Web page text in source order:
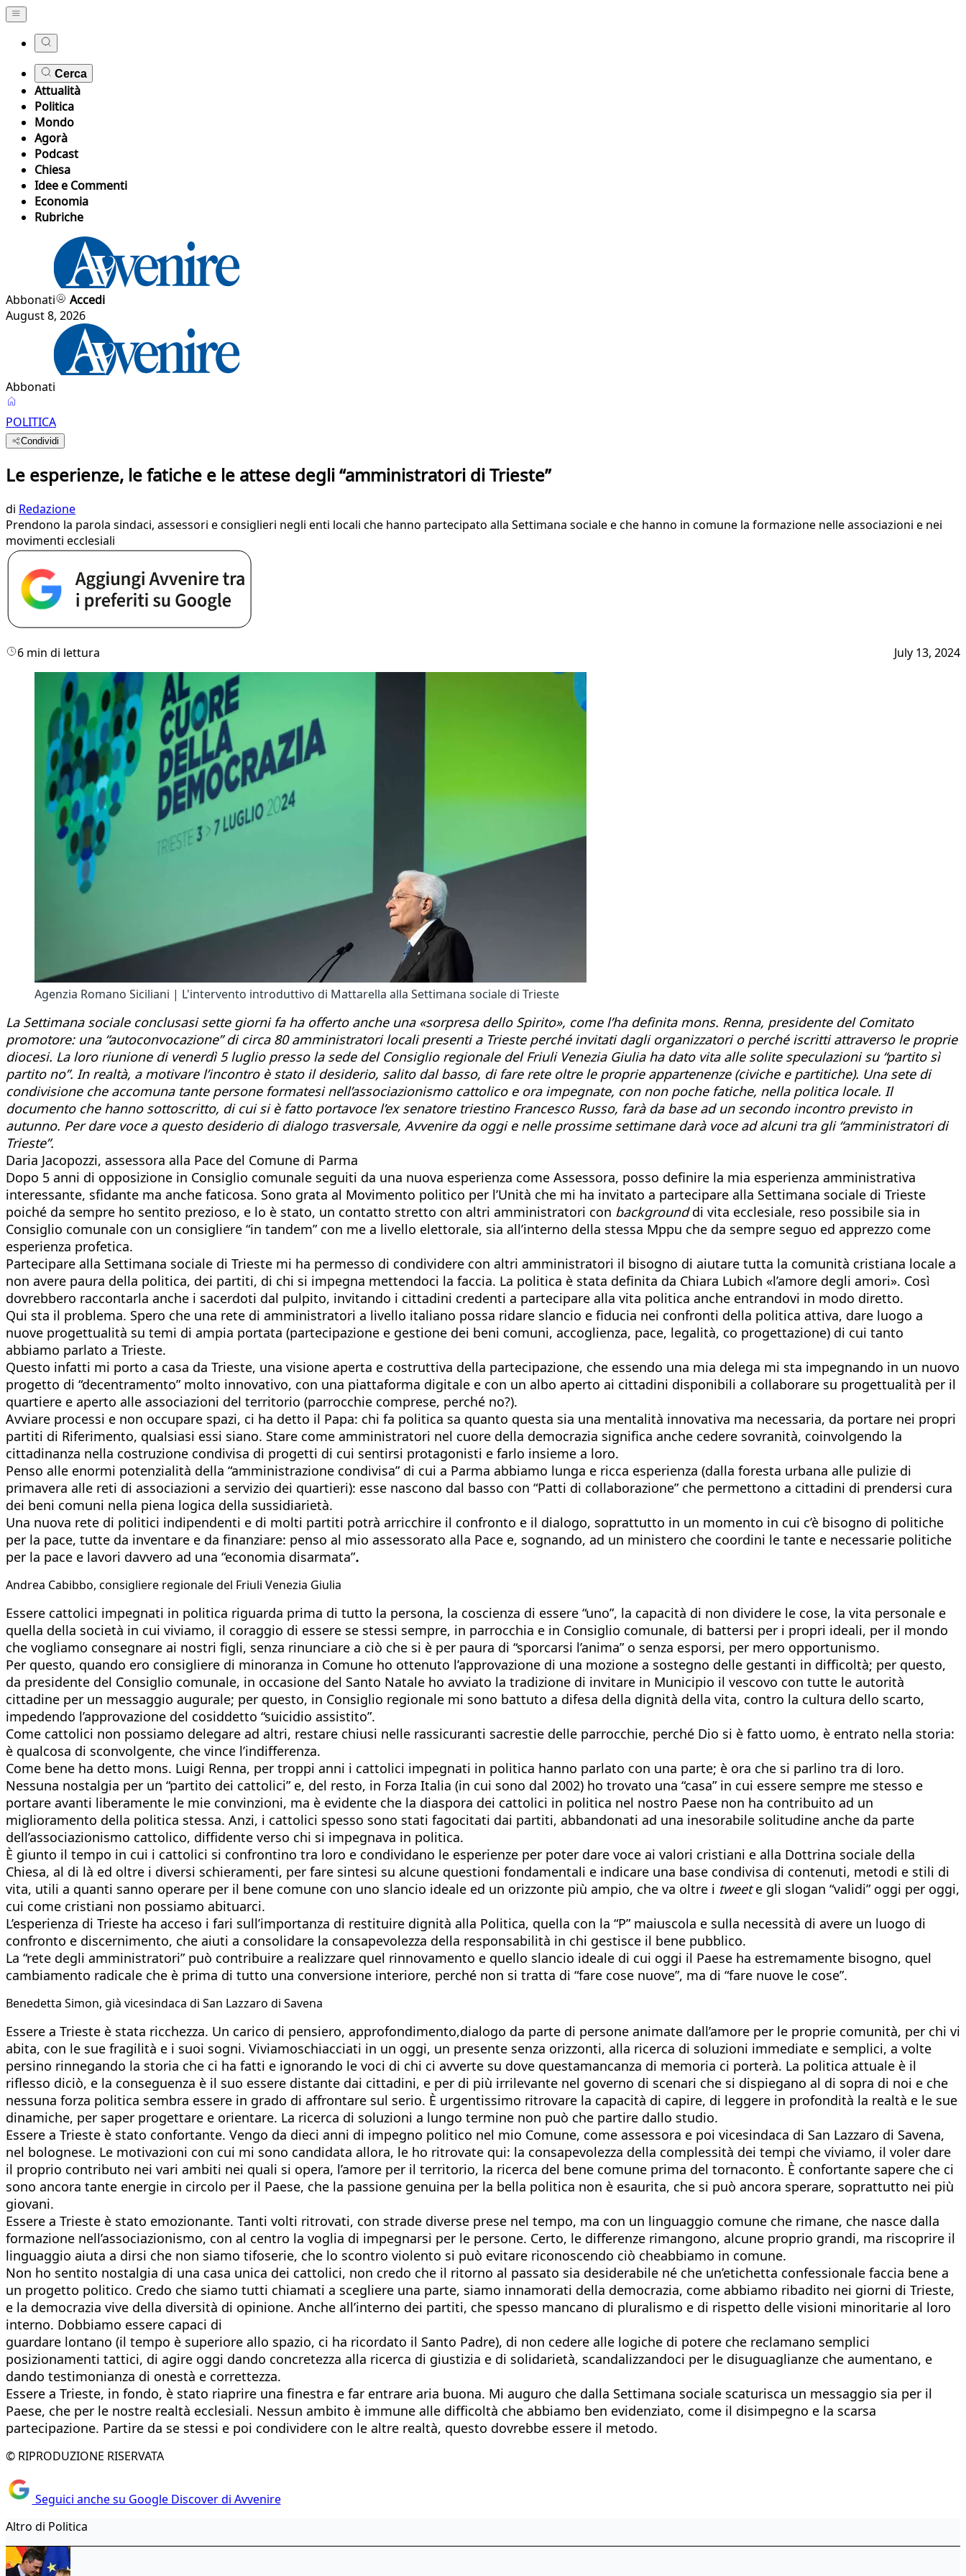
Cerca
Attualità
Politica
Mondo
Agorà
Podcast
Chiesa
Idee e Commenti
Economia
Rubriche
Abbonati
Accedi
August 8, 2026
Abbonati
POLITICA
Condividi
Le esperienze, le fatiche e le attese degli “amministratori di Trieste”
di Redazione
Prendono la parola sindaci, assessori e consiglieri negli enti locali che hanno partecipato alla Settimana sociale e che hanno in comune la formazione nelle associazioni e nei
movimenti ecclesiali
6 min di lettura July 13, 2024
Agenzia Romano Siciliani | L'intervento introduttivo di Mattarella alla Settimana sociale di Trieste
La Settimana sociale conclusasi sette giorni fa ha offerto anche una «sorpresa dello Spirito», come l’ha definita mons. Renna, presidente del Comitato
promotore: una “autoconvocazione” di circa 80 amministratori locali presenti a Trieste perché invitati dagli organizzatori o perché iscritti attraverso le proprie
diocesi. La loro riunione di venerdì 5 luglio presso la sede del Consiglio regionale del Friuli Venezia Giulia ha dato vita alle solite speculazioni su “partito sì
partito no”. In realtà, a motivare l’incontro è stato il desiderio, salito dal basso, di fare rete oltre le proprie appartenenze (civiche e partitiche). Una sete di
condivisione che accomuna tante persone formatesi nell’associazionismo cattolico e ora impegnate, con non poche fatiche, nella politica locale. Il
documento che hanno sottoscritto, di cui si è fatto portavoce l’ex senatore triestino Francesco Russo, farà da base ad un secondo incontro previsto in
autunno. Per dare voce a questo desiderio di dialogo trasversale, Avvenire da oggi e nelle prossime settimane darà voce ad alcuni tra gli “amministratori di
Trieste”.
Daria Jacopozzi, assessora alla Pace del Comune di Parma
Dopo 5 anni di opposizione in Consiglio comunale seguiti da una nuova esperienza come Assessora, posso definire la mia esperienza amministrativa
interessante, sfidante ma anche faticosa. Sono grata al Movimento politico per l’Unità che mi ha invitato a partecipare alla Settimana sociale di Trieste
poiché da sempre ho sentito prezioso, e lo è stato, un contatto stretto con altri amministratori con backgrounddi vita ecclesiale, reso possibile sia in
Consiglio comunale con un consigliere “in tandem” con me a livello elettorale, sia all’interno della stessa Mppu che da sempre seguo ed apprezzo come
esperienza profetica.
Partecipare alla Settimana sociale di Trieste mi ha permesso di condividere con altri amministratori il bisogno di aiutare tutta la comunità cristiana locale a
non avere paura della politica, dei partiti, di chi si impegna mettendoci la faccia. La politica è stata definita da Chiara Lubich «l’amore degli amori». Così
dovrebbero raccontarla anche i sacerdoti dal pulpito, invitando i cittadini credenti a partecipare alla vita politica anche entrandovi in modo diretto.
Qui sta il problema. Spero che una rete di amministratori a livello italiano possa ridare slancio e fiducia nei confronti della politica attiva, dare luogo a
nuove progettualità su temi di ampia portata (partecipazione e gestione dei beni comuni, accoglienza, pace, legalità, co progettazione) di cui tanto
abbiamo parlato a Trieste.
Questo infatti mi porto a casa da Trieste, una visione aperta e costruttiva della partecipazione, che essendo una mia delega mi sta impegnando in un nuovo
progetto di “decentramento” molto innovativo, con una piattaforma digitale e con un albo aperto ai cittadini disponibili a collaborare su progettualità per il
quartiere e aperto alle associazioni del territorio (parrocchie comprese, perché no?).
Avviare processi e non occupare spazi, ci ha detto il Papa: chi fa politica sa quanto questa sia una mentalità innovativa ma necessaria, da portare nei propri
partiti di Riferimento, qualsiasi essi siano. Stare come amministratori nel cuore della democrazia significa anche cedere sovranità, coinvolgendo la
cittadinanza nella costruzione condivisa di progetti di cui sentirsi protagonisti e farlo insieme a loro.
Penso alle enormi potenzialità della “amministrazione condivisa” di cui a Parma abbiamo lunga e ricca esperienza (dalla foresta urbana alle pulizie di
primavera alle reti di associazioni a servizio dei quartieri): esse nascono dal basso con “Patti di collaborazione” che permettono a cittadini di prendersi cura
dei beni comuni nella piena logica della sussidiarietà.
Una nuova rete di politici indipendenti e di molti partiti potrà arricchire il confronto e il dialogo, soprattutto in un momento in cui c’è bisogno di politiche
per la pace, tutte da inventare e da finanziare: penso al mio assessorato alla Pace e, sognando, ad un ministero che coordini le tante e necessarie politiche
per la pace e lavori davvero ad una “economia disarmata”.
Andrea Cabibbo, consigliere regionale del Friuli Venezia Giulia
Essere cattolici impegnati in politica riguarda prima di tutto la persona, la coscienza di essere “uno”, la capacità di non dividere le cose, la vita personale e
quella della società in cui viviamo, il coraggio di essere se stessi sempre, in parrocchia e in Consiglio comunale, di battersi per i propri ideali, per il mondo
che vogliamo consegnare ai nostri figli, senza rinunciare a ciò che si è per paura di “sporcarsi l’anima” o senza esporsi, per mero opportunismo.
Per questo, quando ero consigliere di minoranza in Comune ho ottenuto l’approvazione di una mozione a sostegno delle gestanti in difficoltà; per questo,
da presidente del Consiglio comunale, in occasione del Santo Natale ho avviato la tradizione di invitare in Municipio il vescovo con tutte le autorità
cittadine per un messaggio augurale; per questo, in Consiglio regionale mi sono battuto a difesa della dignità della vita, contro la cultura dello scarto,
impedendo l’approvazione del cosiddetto “suicidio assistito”.
Come cattolici non possiamo delegare ad altri, restare chiusi nelle rassicuranti sacrestie delle parrocchie, perché Dio si è fatto uomo, è entrato nella storia:
è qualcosa di sconvolgente, che vince l’indifferenza.
Come bene ha detto mons. Luigi Renna, per troppi anni i cattolici impegnati in politica hanno parlato con una parte; è ora che si parlino tra di loro.
Nessuna nostalgia per un “partito dei cattolici” e, del resto, in Forza Italia (in cui sono dal 2002) ho trovato una “casa” in cui essere sempre me stesso e
portare avanti liberamente le mie convinzioni, ma è evidente che la diaspora dei cattolici in politica nel nostro Paese non ha contribuito ad un
miglioramento della politica stessa. Anzi, i cattolici spesso sono stati fagocitati dai partiti, abbandonati ad una inesorabile solitudine anche da parte
dell’associazionismo cattolico, diffidente verso chi si impegnava in politica.
È giunto il tempo in cui i cattolici si confrontino tra loro e condividano le esperienze per poter dare voce ai valori cristiani e alla Dottrina sociale della
Chiesa, al di là ed oltre i diversi schieramenti, per fare sintesi su alcune questioni fondamentali e indicare una base condivisa di contenuti, metodi e stili di
vita, utili a quanti sanno operare per il bene comune con uno slancio ideale ed un orizzonte più ampio, che va oltre i tweete gli slogan “validi” oggi per oggi,
cui come cristiani non possiamo abituarci.
L’esperienza di Trieste ha acceso i fari sull’importanza di restituire dignità alla Politica, quella con la “P” maiuscola e sulla necessità di avere un luogo di
confronto e discernimento, che aiuti a consolidare la consapevolezza della responsabilità in chi gestisce il bene pubblico.
La “rete degli amministratori” può contribuire a realizzare quel rinnovamento e quello slancio ideale di cui oggi il Paese ha estremamente bisogno, quel
cambiamento radicale che è prima di tutto una conversione interiore, perché non si tratta di “fare cose nuove”, ma di “fare nuove le cose”.
Benedetta Simon, già vicesindaca di San Lazzaro di Savena
Essere a Trieste è stata ricchezza. Un carico di pensiero, approfondimento,dialogo da parte di persone animate dall’amore per le proprie comunità, per chi vi
abita, con le sue fragilità e i suoi sogni. Viviamoschiacciati in un oggi, un presente senza orizzonti, alla ricerca di soluzioni immediate e semplici, a volte
persino rinnegando la storia che ci ha fatti e ignorando le voci di chi ci avverte su dove questamancanza di memoria ci porterà. La politica attuale è il
riflesso diciò, e la conseguenza è il suo essere distante dai cittadini, e per di più irrilevante nel governo di scenari che si dispiegano al di sopra di noi e che
nessuna forza politica sembra essere in grado di affrontare sul serio. È urgentissimo ritrovare la capacità di capire, di leggere in profondità la realtà e le sue
dinamiche, per saper progettare e orientare. La ricerca di soluzioni a lungo termine non può che partire dallo studio.
Essere a Trieste è stato confortante. Vengo da dieci anni di impegno politico nel mio Comune, come assessora e poi vicesindaca di San Lazzaro di Savena,
nel bolognese. Le motivazioni con cui mi sono candidata allora, le ho ritrovate qui: la consapevolezza della complessità dei tempi che viviamo, il voler dare
il proprio contributo nei vari ambiti nei quali si opera, l’amore per il territorio, la ricerca del bene comune prima del tornaconto. È confortante sapere che ci
sono ancora tante energie in circolo per il Paese, che la passione genuina per la bella politica non è esaurita, che si può ancora sperare, soprattutto nei più
giovani.
Essere a Trieste è stato emozionante. Tanti volti ritrovati, con strade diverse prese nel tempo, ma con un linguaggio comune che rimane, che nasce dalla
formazione nell’associazionismo, con al centro la voglia di impegnarsi per le persone. Certo, le differenze rimangono, alcune proprio grandi, ma riscoprire il
linguaggio aiuta a dirsi che non siamo tifoserie, che lo scontro violento si può evitare riconoscendo ciò cheabbiamo in comune.
Non ho sentito nostalgia di una casa unica dei cattolici, non credo che il ritorno al passato sia desiderabile né che un’etichetta confessionale faccia bene a
un progetto politico. Credo che siamo tutti chiamati a scegliere una parte, siamo innamorati della democrazia, come abbiamo ribadito nei giorni di Trieste,
e la democrazia vive della diversità di opinione. Anche all’interno dei partiti, che spesso mancano di pluralismo e di rispetto delle visioni minoritarie al loro
interno. Dobbiamo essere capaci di
guardare lontano (il tempo è superiore allo spazio, ci ha ricordato il Santo Padre), di non cedere alle logiche di potere che reclamano semplici
posizionamenti tattici, di agire oggi dando concretezza alla ricerca di giustizia e di solidarietà, scandalizzandoci per le disuguaglianze che aumentano, e
dando testimonianza di onestà e correttezza.
Essere a Trieste, in fondo, è stato riaprire una finestra e far entrare aria buona. Mi auguro che dalla Settimana sociale scaturisca un messaggio sia per il
Paese, che per le nostre realtà ecclesiali. Nessun ambito è immune alle difficoltà che abbiamo ben evidenziato, come il disimpegno e la scarsa
partecipazione. Partire da se stessi e poi condividere con le altre realtà, questo dovrebbe essere il metodo.
© RIPRODUZIONE RISERVATA
Seguici anche su Google Discover di Avvenire
Altro di Politica